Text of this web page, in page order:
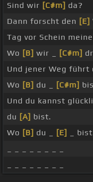
Sind wir [C#m] da?
Dann forscht den [E]
Tag vor Schein
Wo [B] wir _ [C#m]
Und jener Weg führt
Wo [B] du _ [C#m]
Und du kannst
du [A] bist.
Wo [B] du _ [E]
_